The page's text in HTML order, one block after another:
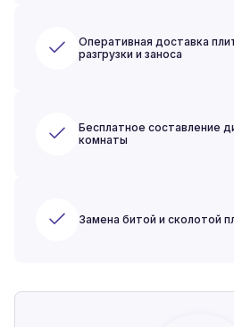
Оперативная доставка
разгрузки и заноса
Бесплатное составление
комнаты
Замена битой и сколотой